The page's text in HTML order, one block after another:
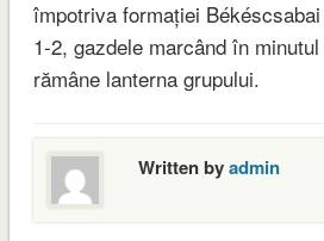
împotriva formației
1-2, gazdele marcând în
rămâne lanterna grupului.
Written byadmin